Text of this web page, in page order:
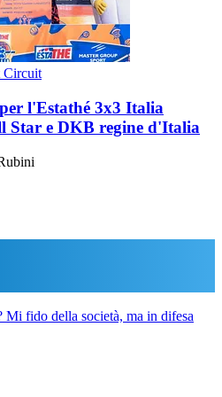
Circuit
l'Estathé 3x3 Italia
Star e DKB regine d'Italia
fido della società, ma in difesa